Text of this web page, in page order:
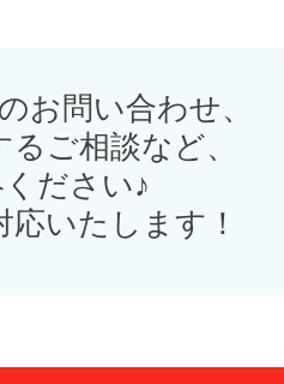
お問い合わせ、
ご相談など、
ださい♪
いたします！